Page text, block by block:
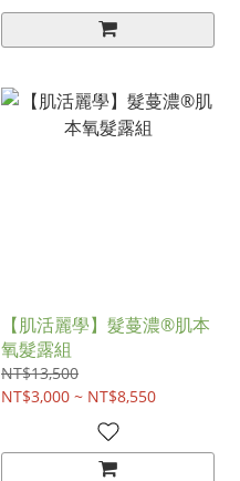
【肌活麗學】髮蔓濃®肌本
氧髮露組
NT$13,500
NT$3,000 ~ NT$8,550